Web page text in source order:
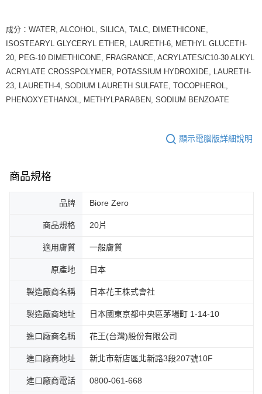
成分：WATER, ALCOHOL, SILICA, TALC, DIMETHICONE,
ISOSTEARYL GLYCERYL ETHER, LAURETH-6, METHYL GLUCETH-
20, PEG-10 DIMETHICONE, FRAGRANCE, ACRYLATES/C10-30 ALKYL
ACRYLATE CROSSPOLYMER, POTASSIUM HYDROXIDE, LAURETH-
23, LAURETH-4, SODIUM LAURETH SULFATE, TOCOPHEROL,
PHENOXYETHANOL, METHYLPARABEN, SODIUM BENZOATE
顯示電腦版詳細說明
商品規格
品牌 Biore Zero
商品規格 20片
適用膚質 一般膚質
原產地 日本
製造廠商名稱 日本花王株式會社
製造廠商地址 日本國東京都中央區茅場町 1-14-10
進口廠商名稱 花王(台灣)股份有限公司
進口廠商地址 新北市新店區北新路3段207號10F
進口廠商電話 0800-061-668